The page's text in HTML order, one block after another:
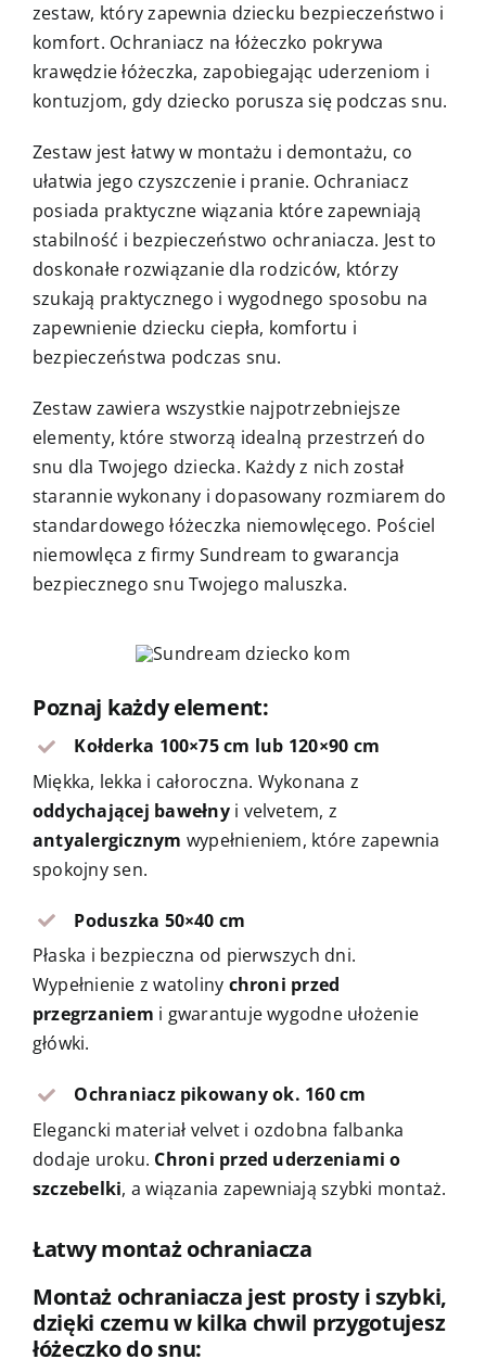
zestaw, który zapewnia dziecku bezpieczeństwo i
komfort. Ochraniacz na łóżeczko pokrywa
krawędzie łóżeczka, zapobiegając uderzeniom i
kontuzjom, gdy dziecko porusza się podczas snu.
Zestaw jest łatwy w montażu i demontażu, co
ułatwia jego czyszczenie i pranie. Ochraniacz
posiada praktyczne wiązania które zapewniają
stabilność i bezpieczeństwo ochraniacza. Jest to
doskonałe rozwiązanie dla rodziców, którzy
szukają praktycznego i wygodnego sposobu na
zapewnienie dziecku ciepła, komfortu i
bezpieczeństwa podczas snu.
Zestaw zawiera wszystkie najpotrzebniejsze
elementy, które stworzą idealną przestrzeń do
snu dla Twojego dziecka. Każdy z nich został
starannie wykonany i dopasowany rozmiarem do
standardowego łóżeczka niemowlęcego. Pościel
niemowlęca z firmy Sundream to gwarancja
bezpiecznego snu Twojego maluszka.
Poznaj każdy element:
Kołderka 100×75 cm lub 120×90 cm
Miękka, lekka i całoroczna. Wykonana z
oddychającej bawełnyi velvetem, z
antyalergicznym wypełnieniem, które zapewnia
spokojny sen.
Poduszka 50×40 cm
Płaska i bezpieczna od pierwszych dni.
Wypełnienie z watoliny chroni przed
przegrzaniem i gwarantuje wygodne ułożenie
główki.
Ochraniacz pikowany ok. 160 cm
Elegancki materiał velvet i ozdobna falbanka
dodaje uroku. Chroni przed uderzeniami o
szczebelki, a wiązania zapewniają szybki montaż.
Łatwy montaż ochraniacza
Montaż ochraniacza jest prosty i szybki,
dzięki czemu w kilka chwil przygotujesz
łóżeczko do snu: